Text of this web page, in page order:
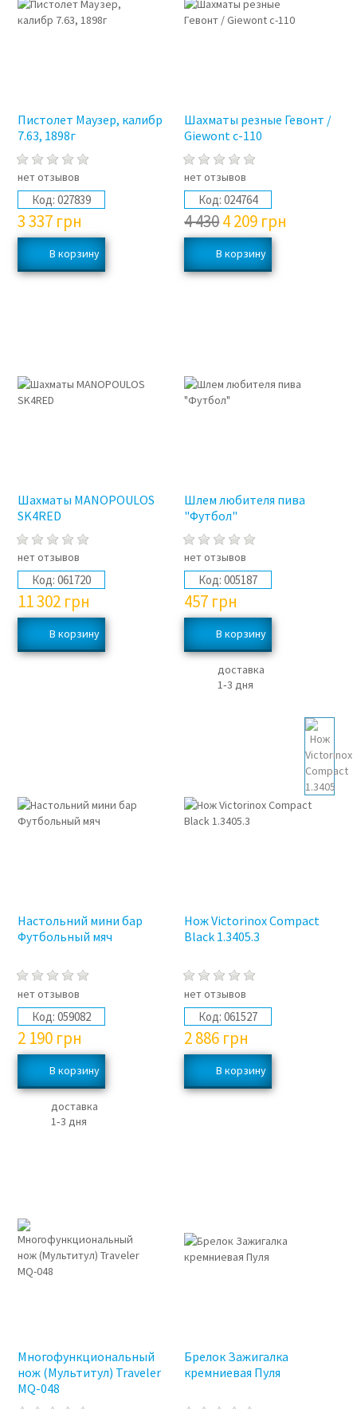
Пистолет Маузер, калибр
7.63, 1898г
нет отзывов
Код: 027839
3 337 грн
Шахматы резные Гевонт /
Giewont с-110
нет отзывов
Код: 024764
4 4304 209 грн
Шахматы MANOPOULOS
SK4RED
нет отзывов
Код: 061720
11 302 грн
Шлем любителя пива
"Футбол"
нет отзывов
Код: 005187
457 грн
доставка
1‑3 дня
Настольний мини бар
Футбольный мяч
нет отзывов
Код: 059082
2 190 грн
доставка
1‑3 дня
Нож Victorinox Compact
Black 1.3405.3
нет отзывов
Код: 061527
2 886 грн
Многофункциональный
нож (Мультитул) Traveler
MQ-048
Брелок Зажигалка
кремниевая Пуля